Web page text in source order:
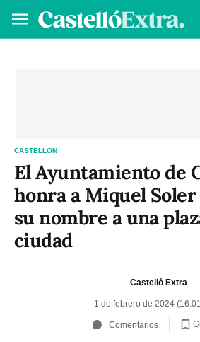
CASTELLÓN
El Ayuntamiento de
honra a Miquel
su nombre a una
ciudad
Castelló Extra
1 de febrero de 2024
Comentarios